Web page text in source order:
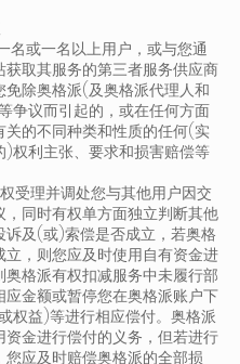
名或一名以上用户，或与您通
获取其服务的第三者服务供应商
免除奥格派(及奥格派代理人和
争议而引起的，或在任何方面
关的不同种类和性质的任何(实
)权利主张、要求和损害赔偿等
受理并调处您与其他用户因交
，同时有权单方面独立判断其他
诉及(或)索偿是否成立，若奥格
立，则您应及时使用自有资金进
奥格派有权扣减服务中未履行部
应金额或暂停您在奥格派账户下
权益)等进行相应偿付。奥格派
资金进行偿付的义务，但若进行
您应及时赔偿奥格派的全部损